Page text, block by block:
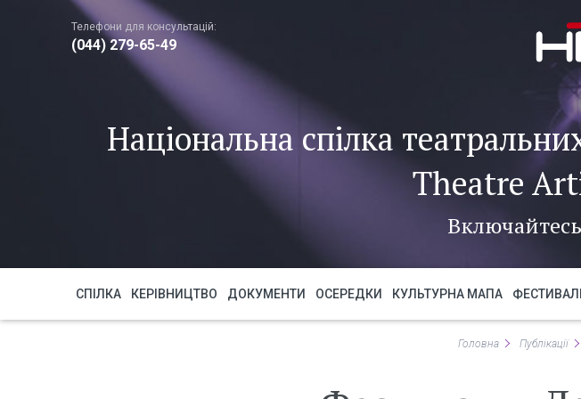
Телефони для консультацій:
(044) 279-65-49
Національна спілка
Theatre
СПІЛКА КЕРІВНИЦТВО ДОКУМЕНТИ ОСЕРЕДКИ КУЛЬТУРНА МАПА
Головна Публікації